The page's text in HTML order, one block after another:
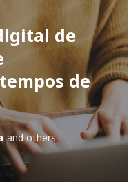
de
de
and others